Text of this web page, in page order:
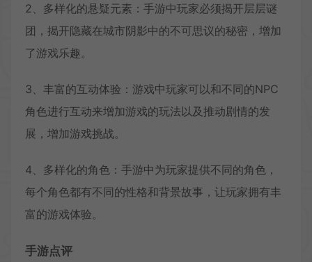
2、多样化的悬疑元素：手游中玩家必须揭开层层谜
团，揭开隐藏在城市阴影中的不可思议的秘密，增加
了游戏乐趣。
3、丰富的互动体验：游戏中玩家可以和不同的NPC
角色进行互动来增加游戏的玩法以及推动剧情的发
展，增加游戏挑战。
4、多样化的角色：手游中为玩家提供不同的角色，
每个角色都有不同的性格和背景故事，让玩家拥有丰
富的游戏体验。
手游点评